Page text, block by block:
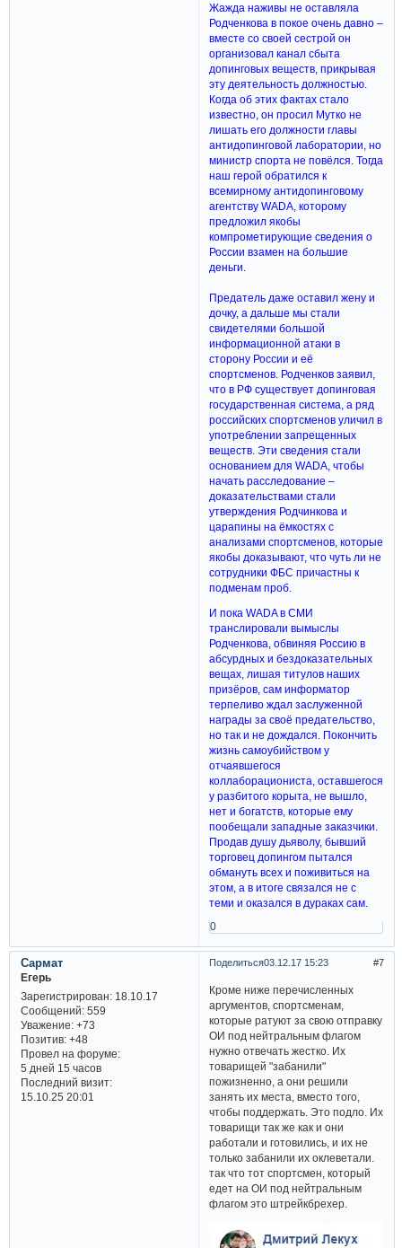
Жажда наживы не оставляла
Родченкова в покое очень давно –
вместе со своей сестрой он
организовал канал сбыта
допинговых веществ, прикрывая
эту деятельность должностью.
Когда об этих фактах стало
известно, он просил Мутко не
лишать его должности главы
антидопинговой лаборатории, но
министр спорта не повёлся. Тогда
наш герой обратился к
всемирному антидопинговому
агентству WADA, которому
предложил якобы
компрометирующие сведения о
России взамен на большие
деньги.
Предатель даже оставил жену и
дочку, а дальше мы стали
свидетелями большой
информационной атаки в
сторону России и её
спортсменов. Родченков заявил,
что в РФ существует допинговая
государственная система, а ряд
российских спортсменов уличил в
употреблении запрещенных
веществ. Эти сведения стали
основанием для WADA, чтобы
начать расследование –
доказательствами стали
утверждения Родчинкова и
царапины на ёмкостях с
анализами спортсменов, которые
якобы доказывают, что чуть ли не
сотрудники ФБС причастны к
подменам проб.
И пока WADA в СМИ
транслировали вымыслы
Родченкова, обвиняя Россию в
абсурдных и бездоказательных
вещах, лишая титулов наших
призёров, сам информатор
терпеливо ждал заслуженной
награды за своё предательство,
но так и не дождался. Покончить
жизнь самоубийством у
отчаявшегося
коллаборациониста, оставшегося
у разбитого корыта, не вышло,
нет и богатств, которые ему
пообещали западные заказчики.
Продав душу дьяволу, бывший
торговец допингом пытался
обмануть всех и поживиться на
этом, а в итоге связался не с
теми и оказался в дураках сам.
0
Поделиться 7
03.12.17 15:23
Сармат
Егерь
Зарегистрирован: 18.10.17
Сообщений:559
Уважение: +73
Позитив: +48
Провел на форуме:
5 дней 15 часов
Последний визит:
15.10.25 20:01
Кроме ниже перечисленных
аргументов, спортсменам,
которые ратуют за свою отправку
ОИ под нейтральным флагом
нужно отвечать жестко. Их
товарищей "забанили"
пожизненно, а они решили
занять их места, вместо того,
чтобы поддержать. Это подло. Их
товарищи так же как и они
работали и готовились, и их не
только забанили их оклеветали.
так что тот спортсмен, который
едет на ОИ под нейтральным
флагом это штрейкбрехер.